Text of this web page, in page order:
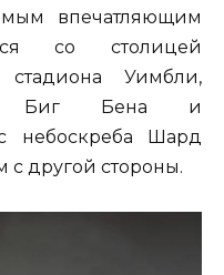
впечатляющим
со столицей
Уимбли,
Биг Бена и
небоскреба Шард
с другой стороны.